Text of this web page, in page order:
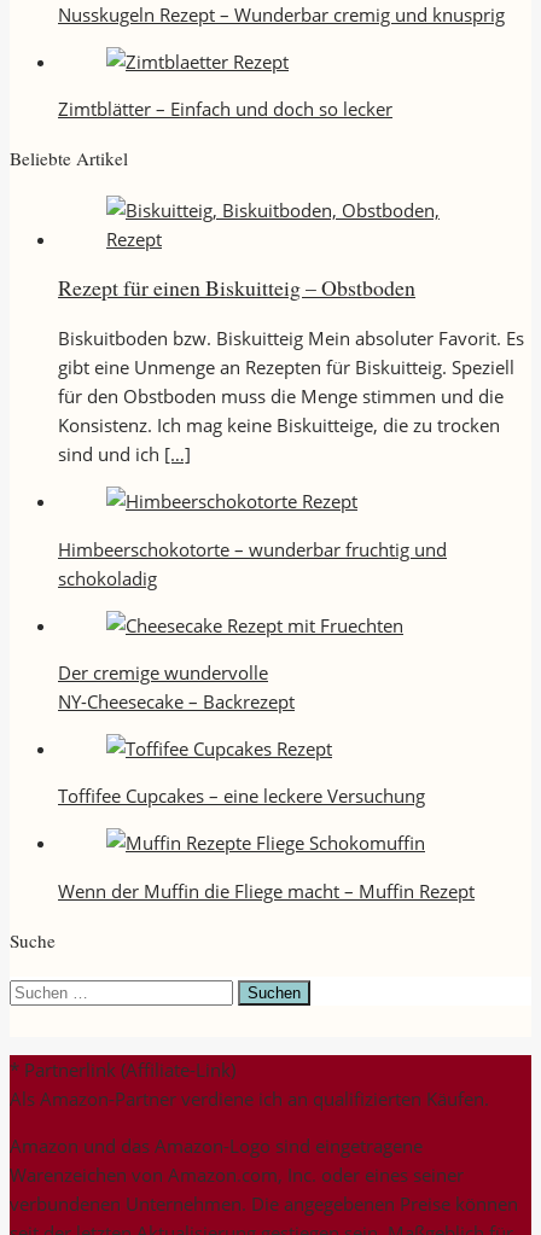
Nusskugeln Rezept – Wunderbar cremig und knusprig
Zimtblätter – Einfach und doch so lecker
Beliebte Artikel
Rezept für einen Biskuitteig – Obstboden
Biskuitboden bzw. Biskuitteig Mein absoluter Favorit. Es
gibt eine Unmenge an Rezepten für Biskuitteig. Speziell
für den Obstboden muss die Menge stimmen und die
Konsistenz. Ich mag keine Biskuitteige, die zu trocken
sind und ich […]
Himbeerschokotorte – wunderbar fruchtig und
schokoladig
Der cremige wundervolle
NY-Cheesecake – Backrezept
Toffifee Cupcakes – eine leckere Versuchung
Wenn der Muffin die Fliege macht – Muffin Rezept
Suche
Suchen
* Partnerlink (Affiliate-Link)
Als Amazon-Partner verdiene ich an qualifizierten Käufen.
Amazon und das Amazon-Logo sind eingetragene
Warenzeichen von Amazon.com, Inc. oder eines seiner
verbundenen Unternehmen. Die angegebenen Preise können